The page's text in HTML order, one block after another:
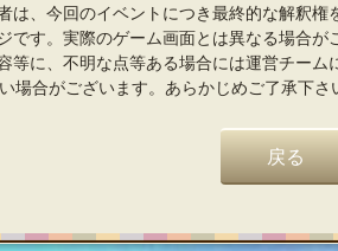
は、今回のイベントにつき最終的な解釈権
です。実際のゲーム画面とは異なる場合が
等に、不明な点等ある場合には運営チー
場合がございます。あらかじめご了承下さ
戻る